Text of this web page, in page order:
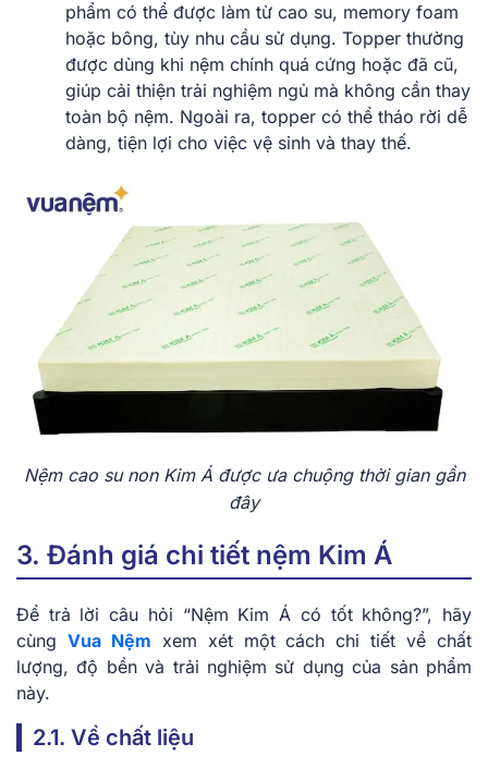
phẩm có thể được làm từ cao su, memory foam
hoặc bông, tùy nhu cầu sử dụng. Topper thường
được dùng khi nệm chính quá cứng hoặc đã cũ,
giúp cải thiện trải nghiệm ngủ mà không cần thay
toàn bộ nệm. Ngoài ra, topper có thể tháo rời dễ
dàng, tiện lợi cho việc vệ sinh và thay thế.
Nệm cao su non Kim Á được ưa chuộng thời gian gần
đây
3. Đánh giá chi tiết nệm Kim Á
Để trả lời câu hỏi “Nệm Kim Á có tốt không?”, hãy
cùng Vua Nệm xem xét một cách chi tiết về chất
lượng, độ bền và trải nghiệm sử dụng của sản phẩm
này.
2.1. Về chất liệu